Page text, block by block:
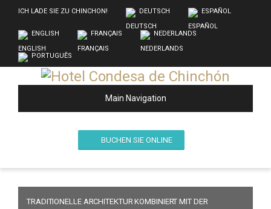
ICH LADE SIE ZU CHINCHON! DEUTSCH ESPAÑOL
ENGLISH FRANÇAIS NEDERLANDS
PORTUGUÊS
Main Navigation
BUCHEN SIE ONLINE
TRADITIONELLE ARCHITEKTUR KOMBINIERT MIT DER